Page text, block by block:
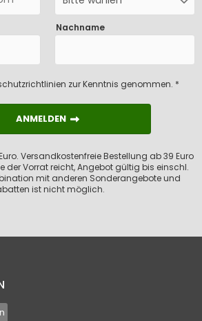
Nachname
zur Kenntnis genommen. *
ANMELDEN
ANMELDEN
Versandkostenfreie Bestellung ab 39 Euro
der Vorrat reicht, Angebot gültig bis einschl.
mit anderen Sonderangebote und
ist nicht möglich.